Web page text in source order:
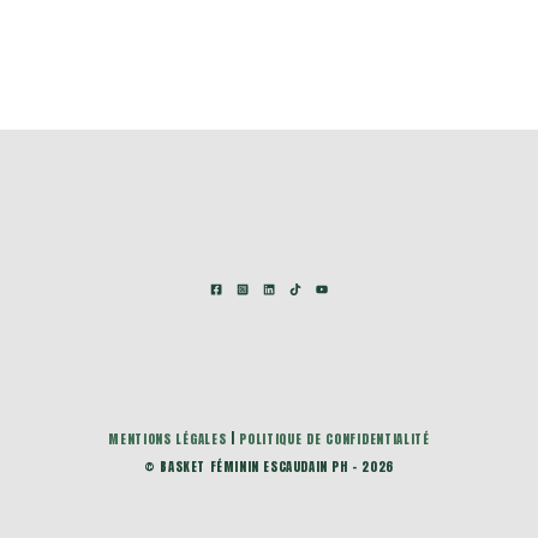
MENTIONS LÉGALES
POLITIQUE DE CONFIDENTIALITÉ
© BASKET FÉMININ ESCAUDAIN PH - 2026